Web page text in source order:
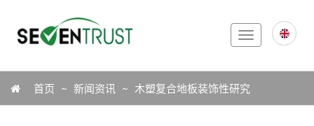
Toggle
navigation
Icon首页 新闻资讯 木塑复合地板装饰性研究